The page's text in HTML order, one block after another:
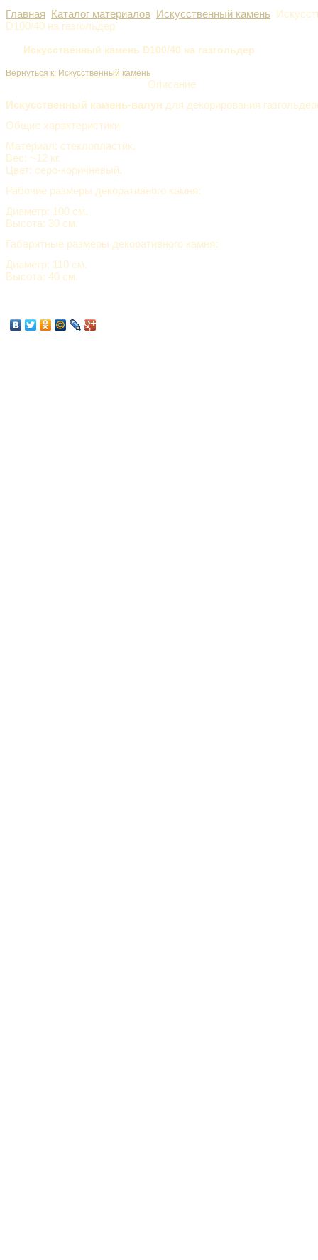
Главная Каталог материалов Искусственный камень
D100/40 на газгольдер
Искусственный камень D100/40 на газгольдер
Вернуться к: Искусственный камень
Описание
Искусственный камень-валун для декорирования
Общие характеристики
Материал: стеклопластик.
Вес: ~12 кг.
Цвет: серо-коричневый.
Рабочие размеры декоративного камня:
Диаметр: 100 см.
Высота: 30 см.
Габаритные размеры декоративного камня:
Диаметр: 110 см.
Высота: 40 см.